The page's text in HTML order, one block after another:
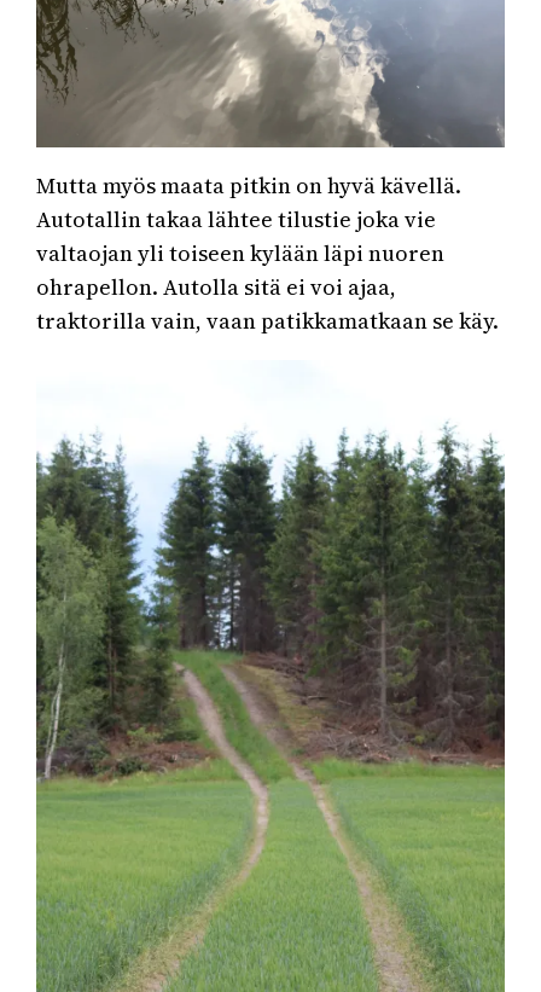
Mutta myös maata pitkin on hyvä kävellä.
Autotallin takaa lähtee tilustie joka vie
valtaojan yli toiseen kylään läpi nuoren
ohrapellon. Autolla sitä ei voi ajaa,
traktorilla vain, vaan patikkamatkaan se käy.